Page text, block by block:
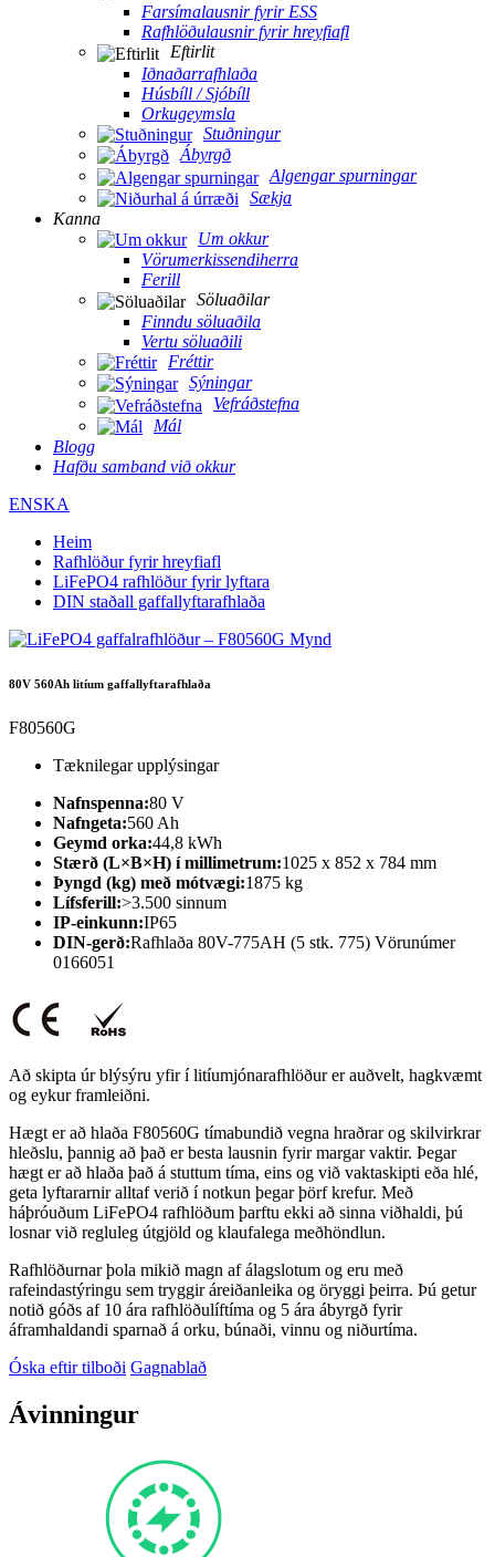
Farsímalausnir fyrir ESS
Rafhlöðulausnir fyrir hreyfiafl
Eftirlit
Iðnaðarrafhlaða
Húsbíll / Sjóbíll
Orkugeymsla
Stuðningur
Ábyrgð
Algengar spurningar
Sækja
Kanna
Um okkur
Vörumerkissendiherra
Ferill
Söluaðilar
Finndu söluaðila
Vertu söluaðili
Fréttir
Sýningar
Vefráðstefna
Mál
Blogg
Hafðu samband við okkur
ENSKA
Heim
Rafhlöður fyrir hreyfiafl
LiFePO4 rafhlöður fyrir lyftara
DIN staðall gaffallyftarafhlaða
80V 560Ah litíum gaffallyftarafhlaða
F80560G
Tæknilegar upplýsingar
Nafnspenna:80 V
Nafngeta:560 Ah
Geymd orka:44,8 kWh
Stærð (L×B×H) í millimetrum:1025 x 852 x 784 mm
Þyngd (kg) með mótvægi:1875 kg
Lífsferill:>3.500 sinnum
IP-einkunn:IP65
DIN-gerð:Rafhlaða 80V-775AH (5 stk. 775) Vörunúmer
0166051
Að skipta úr blýsýru yfir í litíumjónarafhlöður er auðvelt, hagkvæmt
og eykur framleiðni.
Hægt er að hlaða F80560G tímabundið vegna hraðrar og skilvirkrar
hleðslu, þannig að það er besta lausnin fyrir margar vaktir. Þegar
hægt er að hlaða það á stuttum tíma, eins og við vaktaskipti eða hlé,
geta lyftararnir alltaf verið í notkun þegar þörf krefur. Með
háþróuðum LiFePO4 rafhlöðum þarftu ekki að sinna viðhaldi, þú
losnar við regluleg útgjöld og klaufalega meðhöndlun.
Rafhlöðurnar þola mikið magn af álagslotum og eru með
rafeindastýringu sem tryggir áreiðanleika og öryggi þeirra. Þú getur
notið góðs af 10 ára rafhlöðulíftíma og 5 ára ábyrgð fyrir
áframhaldandi sparnað á orku, búnaði, vinnu og niðurtíma.
Óska eftir tilboði Gagnablað
Ávinningur